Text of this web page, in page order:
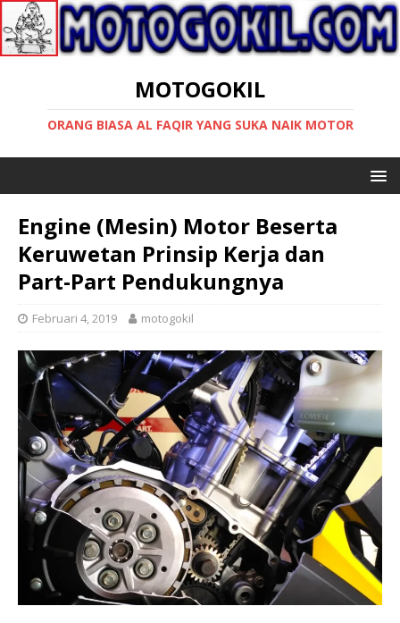
MOTOGOKIL
ORANG BIASA AL FAQIR YANG SUKA NAIK MOTOR
Engine (Mesin) Motor Beserta
Keruwetan Prinsip Kerja dan
Part-Part Pendukungnya
Februari 4, 2019 motogokil